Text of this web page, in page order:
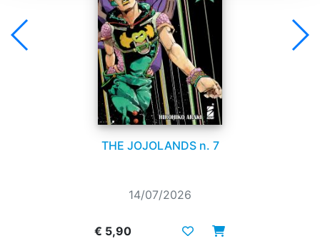
THE JOJOLANDS n. 7
14/07/2026
€ 5,90